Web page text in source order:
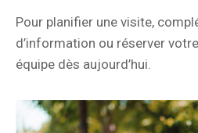
Pour planifier une visite,
d’information ou réserver
équipe dès aujourd’hui.